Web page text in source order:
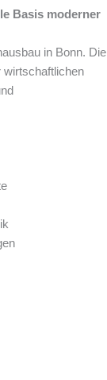
Basis moderner
in Bonn. Die
wirtschaftlichen